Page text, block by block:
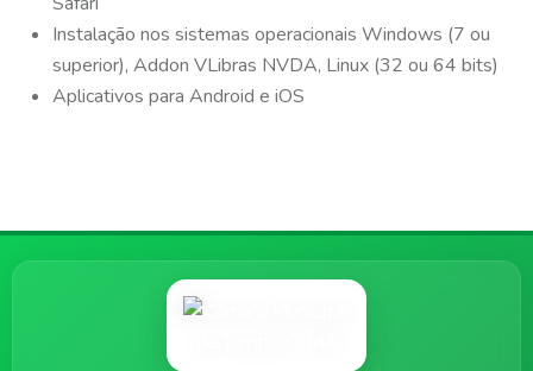
Instalação nos sistemas operacionais Windows (7 ou
superior), Addon VLibras NVDA, Linux (32 ou 64 bits)
Aplicativos para Android e iOS